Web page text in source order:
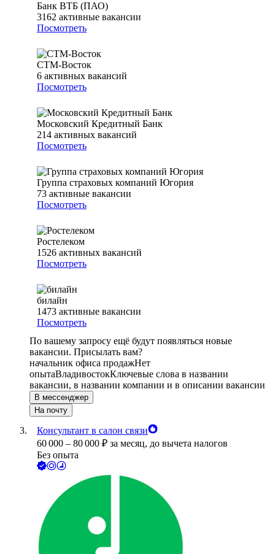
Банк ВТБ (ПАО)
3162 активные вакансии
Посмотреть
СТМ-Восток
6 активных вакансий
Посмотреть
Московский Кредитный Банк
214 активных вакансий
Посмотреть
Группа страховых компаний Югория
73 активные вакансии
Посмотреть
Ростелеком
1526 активных вакансий
Посмотреть
билайн
1473 активные вакансии
Посмотреть
По вашему запросу ещё будут появляться новые
вакансии. Присылать вам?
начальник офиса продажНет
опытаВладивостокКлючевые слова в названии
вакансии, в названии компании и в описании вакансии
В мессенджер
На почту
Консультант в салон связи
60 000 – 80 000 ₽ за месяц, до вычета налогов
Без опыта